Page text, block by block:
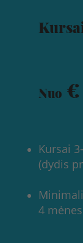
Nuo €
Kursai
(dydis
4